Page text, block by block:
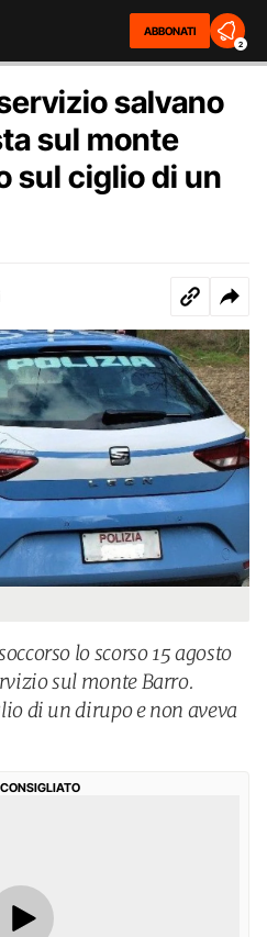
ABBONATI
2
salvano
sul monte
sul ciglio di un
lo scorso 15 agosto
sul monte Barro.
di un dirupo e non aveva